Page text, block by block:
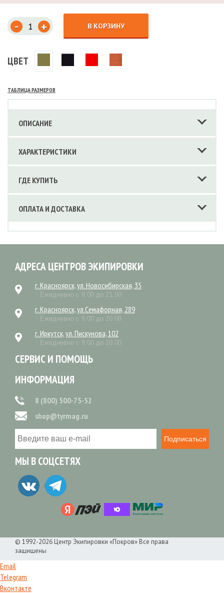
- + В КОРЗИНУ
ЦВЕТ
ТАБЛИЦА РАЗМЕРОВ
ОПИСАНИЕ
ХАРАКТЕРИСТИКИ
ГДЕ КУПИТЬ
ОПЛАТА И ДОСТАВКА
АДРЕСА ЦЕНТРОВ ЭКИПИРОВКИ
г. Красноярск, ул. Новосибирская, 35
Ежедневно с 9.00 до 21.00
г. Красноярск, ул.Семафорная, 289
Ежедневно с 9.00 до 20.00
г. Иркутск, ул. Пискунова, 102
Ежедневно с 9.00 до 20.00
СЕРВИС И ПОМОЩЬ
ИНФОРМАЦИЯ
8 (800) 500-75-52
shop@tyrmag.ru
Подписаться
МЫ В СОЦСЕТЯХ
© 1992-2026 Центр Экипировки «Покров» Все права
защищены
Email
Telegram
Вконтакте